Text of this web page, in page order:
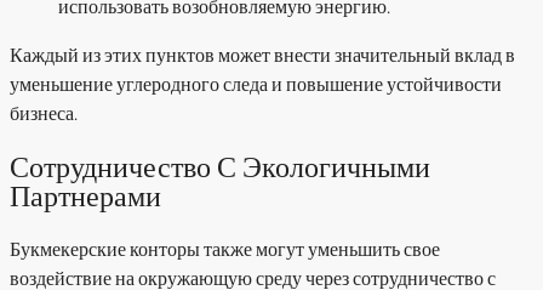
использовать возобновляемую энергию.
Каждый из этих пунктов может внести значительный вклад в
уменьшение углеродного следа и повышение устойчивости
бизнеса.
Сотрудничество С Экологичными
Партнерами
Букмекерские конторы также могут уменьшить свое
воздействие на окружающую среду через сотрудничество с